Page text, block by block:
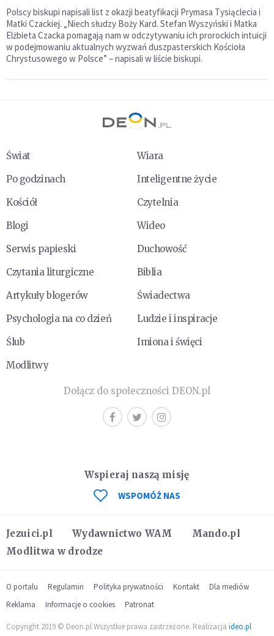
Polscy biskupi napisali list z okazji beatyfikacji Prymasa Tysiąclecia i
Matki Czackiej. „Niech słudzy Boży Kard. Stefan Wyszyński i Matka
Elżbieta Czacka pomagają nam w odczytywaniu ich prorockich intuicji
w podejmowaniu aktualnych wyzwań duszpasterskich Kościoła
Chrystusowego w Polsce” – napisali w liście biskupi.
Świat
Wiara
Po godzinach
Inteligentne życie
Kościół
Czytelnia
Blogi
Wideo
Serwis papieski
Duchowość
Czytania liturgiczne
Biblia
Artykuły blogerów
Świadectwa
Psychologia na co dzień
Ludzie i inspiracje
Ślub
Imiona i święci
Modlitwy
Dołącz do społeczności DEON.pl
Jezuici.pl Wydawnictwo WAM
Mando.pl
Modlitwa w drodze
Wspieraj naszą misję
WSPOMÓŻ NAS
O portalu Regulamin Polityka prywatności Kontakt
Dla mediów
Reklama
Informacje o cookies Patronat
Copyright 2019 © Deon.pl Wszystkie prawa zastrzeżone. Realizacja ideo.pl